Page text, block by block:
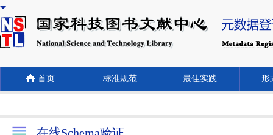
首页 标准规范 最佳实践 形